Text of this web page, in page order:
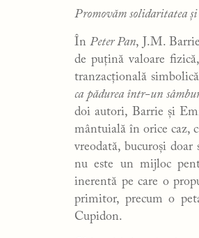
Promovăm solidaritatea și
ÎnPeter Pan, J.M.
de puțină valoare
tranzacțională
ca pădurea într-un
doi autori, Barrie și
mântuială în orice caz,
vreodată, bucuroși
nu este un mijloc
inerentă pe care o
primitor, precum o
Cupidon.